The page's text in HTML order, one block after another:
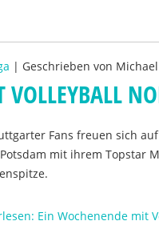
| Geschrieben von
Fans freuen sich
mit ihrem Topstar
Ein Wochenende mit